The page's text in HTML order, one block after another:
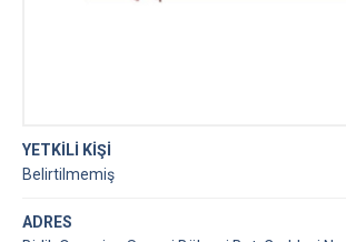
YETKİLİ KİŞİ
Belirtilmemiş
ADRES